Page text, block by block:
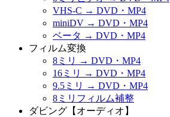
VHS-C → DVD・MP4
miniDV → DVD・MP4
ベータ → DVD・MP4
フィルム変換
8ミリ → DVD・MP4
16ミリ → DVD・MP4
9.5ミリ → DVD・MP4
8ミリフィルム補整
ダビング【オーディオ】